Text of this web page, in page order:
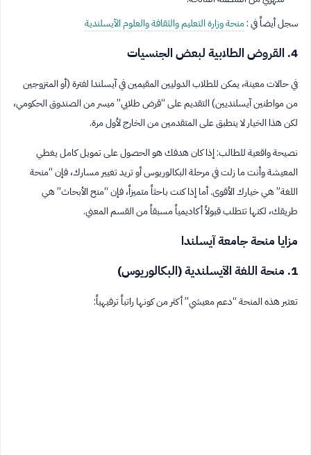
سجل أيضاً في :منحة وزارة التعليم والثقافة والعلوم الآيسلندية
4. القروض الطلابية لبعض الجنسيات
في حالات معينة، يمكن للطلاب الدوليين المقيمين في آيسلندا لفترة (أو المتزوجين
من مواطنين آيسلنديين) التقديم على “قرض طلابي” ميسر من الصندوق الحكومي،
لكن هذا الخيار لا ينطبق على المتقدمين من الخارج لأول مرة.
نصيحة واقعية للطالب: إذا كان هدفك هو الحصول على تمويل كامل يغطي
المعيشة وأنت ما زلت في مرحلة البكالوريوس أو تريد تغيير مسارك، فإن “منحة
اللغة” هي خيارك الأقوى. أما إذا كنت باحثاً متميزاً، فإن “منح الأبحاث” هي
طريقك، لكنها تتطلب قبولاً أكاديمياً مسبقاً من القسم المعني.
مزايا منحة جامعة آيسلندا
1. منحة اللغة الآيسلندية (البكالوريوس)
تعتبر هذه المنحة “دعم معيشي” أكثر من كونها راتباً ترفيهياً: